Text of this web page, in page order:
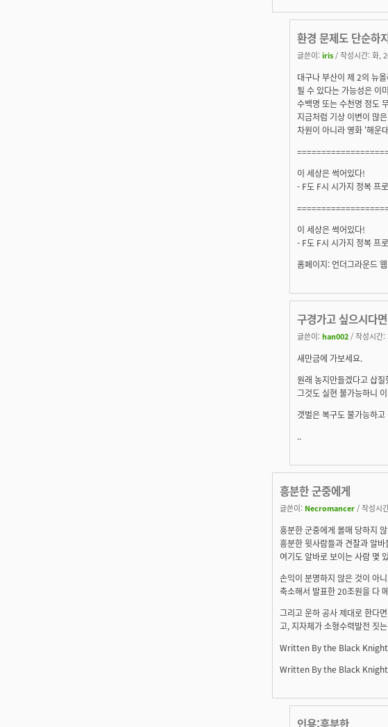
환경 문제도 단순하
글쓴이: iris / 작성시간: 화,
대구나 부산이 제 2의 뉴
될 수 있다는 가능성은 이
수백명 또는 수천명 정도
지금처럼 기상 이변이 많
차원이 아니라 영화 '해운
이 세상은 썩어있다!
- F도 F시 시가지 정복 프
이 세상은 썩어있다!
- F도 F시 시가지 정복 프
홈페이지: 언더그라운드
구경가고 싶으시다면
글쓴이: han002 / 작성시간
새만금에 가보세요.
원래 농지만들겠다고 삽
그것도 실현 불가능하니
갯벌은 복구도 불가능하
..
흥분한 군중에게
글쓴이: Necromancer / 작성시
흥분한 군중에게 몰매 당하지
흥분한 윗사람들과 견찰과 알
여기도 알바로 보이는 사람 몇
손익이 분명하지 않은 것이 아
축소해서 발표한 20조원을 다
그리고 운하 공사 제대로 한다
고, 지자체가 소형수력발전 짓
Written By the Black
Written By the Black
인용:흥분한